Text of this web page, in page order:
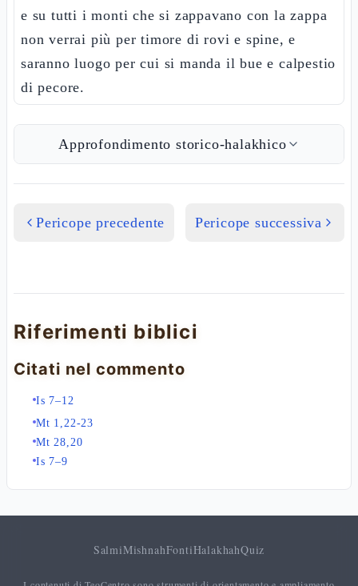
e su tutti i monti che si zappavano con la zappa
non verrai più per timore di rovi e spine, e
saranno luogo per cui si manda il bue e calpestio
di pecore.
Approfondimento storico-halakhico
Pericope precedente Pericope successiva
Riferimenti biblici
Citati nel commento
Is 7–12
Mt 1,22-23
Mt 28,20
Is 7–9
SalmiMishnahFontiHalakhahQuiz